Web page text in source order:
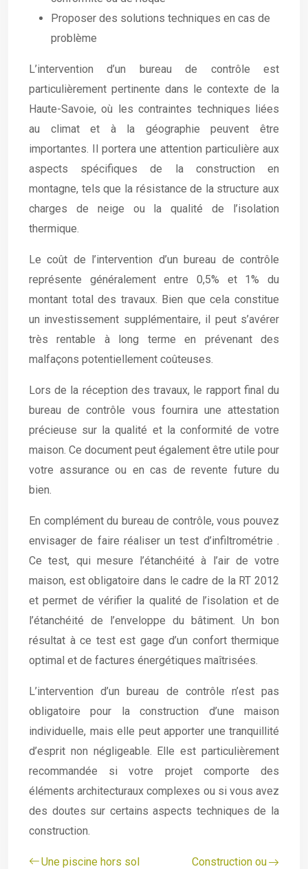
Proposer des solutions techniques en cas de
problème
L’intervention d’un bureau de contrôle est
particulièrement pertinente dans le contexte de la
Haute-Savoie, où les contraintes techniques liées
au climat et à la géographie peuvent être
importantes. Il portera une attention particulière aux
aspects spécifiques de la construction en
montagne, tels que la résistance de la structure aux
charges de neige ou la qualité de l’isolation
thermique.
Le coût de l’intervention d’un bureau de contrôle
représente généralement entre 0,5% et 1% du
montant total des travaux. Bien que cela constitue
un investissement supplémentaire, il peut s’avérer
très rentable à long terme en prévenant des
malfaçons potentiellement coûteuses.
Lors de la réception des travaux, le rapport final du
bureau de contrôle vous fournira une attestation
précieuse sur la qualité et la conformité de votre
maison. Ce document peut également être utile pour
votre assurance ou en cas de revente future du
bien.
En complément du bureau de contrôle, vous pouvez
envisager de faire réaliser un test d’infiltrométrie .
Ce test, qui mesure l’étanchéité à l’air de votre
maison, est obligatoire dans le cadre de la RT 2012
et permet de vérifier la qualité de l’isolation et de
l’étanchéité de l’enveloppe du bâtiment. Un bon
résultat à ce test est gage d’un confort thermique
optimal et de factures énergétiques maîtrisées.
L’intervention d’un bureau de contrôle n’est pas
obligatoire pour la construction d’une maison
individuelle, mais elle peut apporter une tranquillité
d’esprit non négligeable. Elle est particulièrement
recommandée si votre projet comporte des
éléments architecturaux complexes ou si vous avez
des doutes sur certains aspects techniques de la
construction.
Une piscine hors sol
Construction ou